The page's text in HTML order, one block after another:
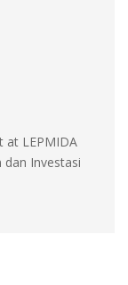
at LEPMIDA
Investasi